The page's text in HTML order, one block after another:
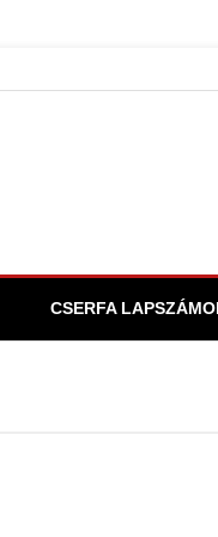
CSERFA